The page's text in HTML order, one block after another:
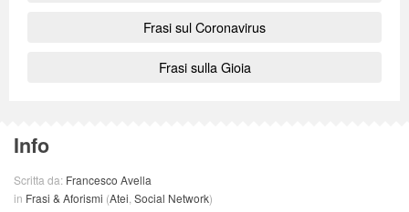
Frasi sul Coronavirus
Frasi sulla Gioia
Info
Scritta da: Francesco Avella
in Frasi & Aforismi (Atei Social Network)